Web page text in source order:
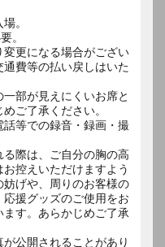
。
。
更になる場合がござい
費等の払い戻しはいた
部が見えにくいお席と
ご了承ください。
等での録音・録画・撮
際は、ご自分の胸の高
控えいただけますよう
げや、周りのお客様の
援グッズのご使用をお
す。あらかじめご了承
公開されることがあり